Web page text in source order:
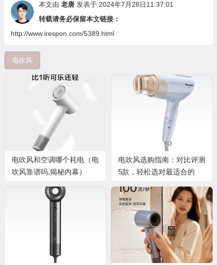
本文由 老唐发表于 2024年7月28日11:37:01
转载请务必保留本文链接：
http://www.irespon.com/5389.html
电吹风
电吹风和空调哪个耗电（电
吹风靠谱吗,揭秘内幕）
电吹风选购指南：对比评测
5款，轻松选对最适合的